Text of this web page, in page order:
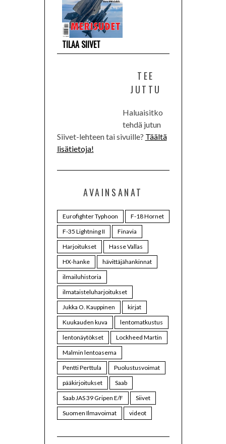
TILAA SIIVET
TEE
JUTTU
Haluaisitko
tehdä jutun
Siivet-lehteen tai sivuille? Täältä
lisätietoja!
AVAINSANAT
Eurofighter Typhoon
F-18 Hornet
F-35 Lightning II
Finavia
Harjoitukset
Hasse Vallas
HX-hanke
hävittäjähankinnat
ilmailuhistoria
ilmataisteluharjoitukset
Jukka O. Kauppinen
kirjat
Kuukauden kuva
lentomatkustus
lentonäytökset
Lockheed Martin
Malmin lentoasema
Pentti Perttula
Puolustusvoimat
pääkirjoitukset
Saab
Saab JAS 39 Gripen E/F
Siivet
Suomen Ilmavoimat
videot